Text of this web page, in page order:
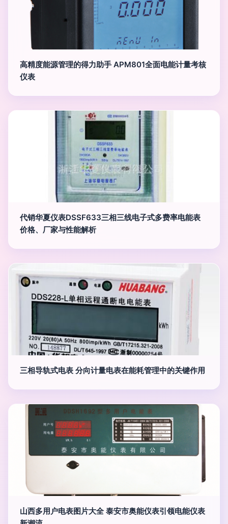
高精度能源管理的得力助手 APM801全面电能计量考核
仪表
代销华夏仪表DSSF633三相三线电子式多费率电能表
价格、厂家与性能解析
三相导轨式电表 分向计量电表在能耗管理中的关键作用
山西多用户电表图片大全 泰安市奥能仪表引领电能仪表